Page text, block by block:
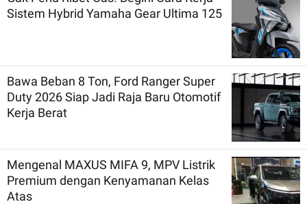
Sistem Hybrid Yamaha Gear Ultima 125
Bawa Beban 8 Ton, Ford Ranger Super
Duty 2026 Siap Jadi Raja Baru Otomotif
Kerja Berat
Mengenal MAXUS MIFA 9, MPV Listrik
Premium dengan Kenyamanan Kelas
Atas